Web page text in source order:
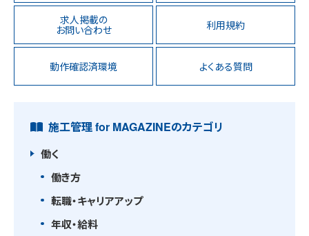
求人掲載の
お問い合わせ 利用規約
動作確認済環境 よくある質問
施工管理 for MAGAZINEのカテゴリ
働く
働き方
転職・キャリアアップ
年収・給料